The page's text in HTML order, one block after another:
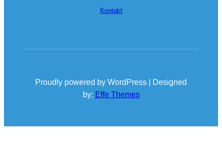
Kontakt
Proudly powered by WordPress | Designed
by: Effe Themes